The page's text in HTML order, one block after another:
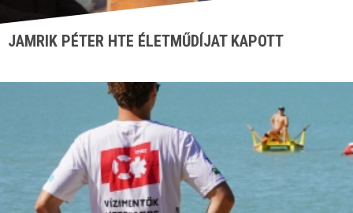
JAMRIK PÉTER HTE ÉLETMŰDÍJAT KAPOTT